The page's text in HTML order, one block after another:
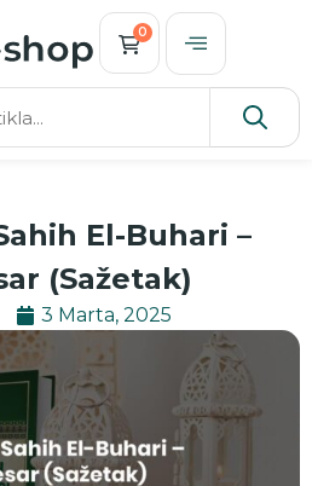
0
El-Buhari –
(Sažetak)
3 Marta, 2025